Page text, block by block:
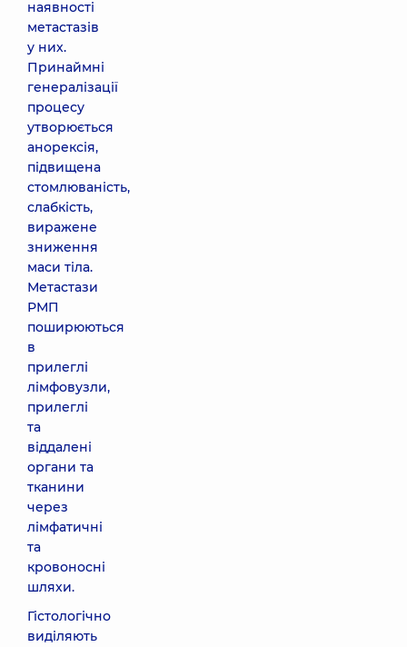
наявності
метастазів
у них.
Принаймні
генералізації
процесу
утворюється
анорексія,
підвищена
стомлюваність,
слабкість,
виражене
зниження
маси тіла.
Метастази
РМП
поширюються
в
прилеглі
лімфовузли,
прилеглі
та
віддалені
органи та
тканини
через
лімфатичні
та
кровоносні
шляхи.
Гістологічно
виділяють